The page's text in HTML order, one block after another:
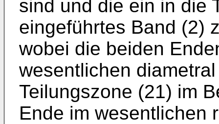
sind und die ein in die
eingeführtes Band (2)
wobei die beiden
wesentlichen
Teilungszone (21) im
Ende im wesentlichen